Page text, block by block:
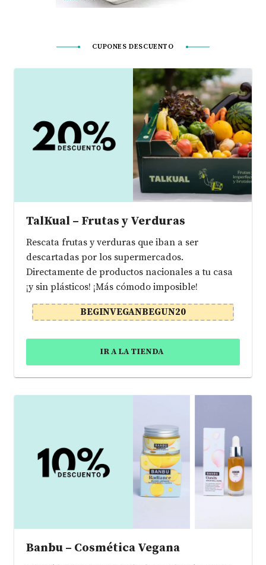
CUPONES DESCUENTO
TalKual – Frutas y Verduras
Rescata frutas y verduras que iban a ser
descartadas por los supermercados.
Directamente de productos nacionales a tu casa
¡y sin plásticos! ¡Más cómodo imposible!
BEGINVEGANBEGUN20
IR A LA TIENDA
Banbu – Cosmética Vegana